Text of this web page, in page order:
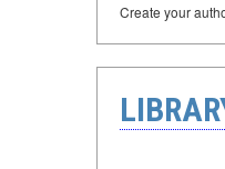
Create your